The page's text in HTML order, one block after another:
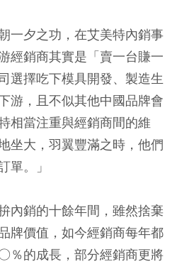
一夕之功，在艾美特內銷事
經銷商其實是「賣一台賺一
選擇吃下模具開發、製造生
游，且不似其他中國品牌會
相當注重與經銷商間的維
坐大，羽翼豐滿之時，他們
單。」
內銷的十餘年間，雖然捨棄
牌價值，如今經銷商每年都
的成長，部分經銷商更將